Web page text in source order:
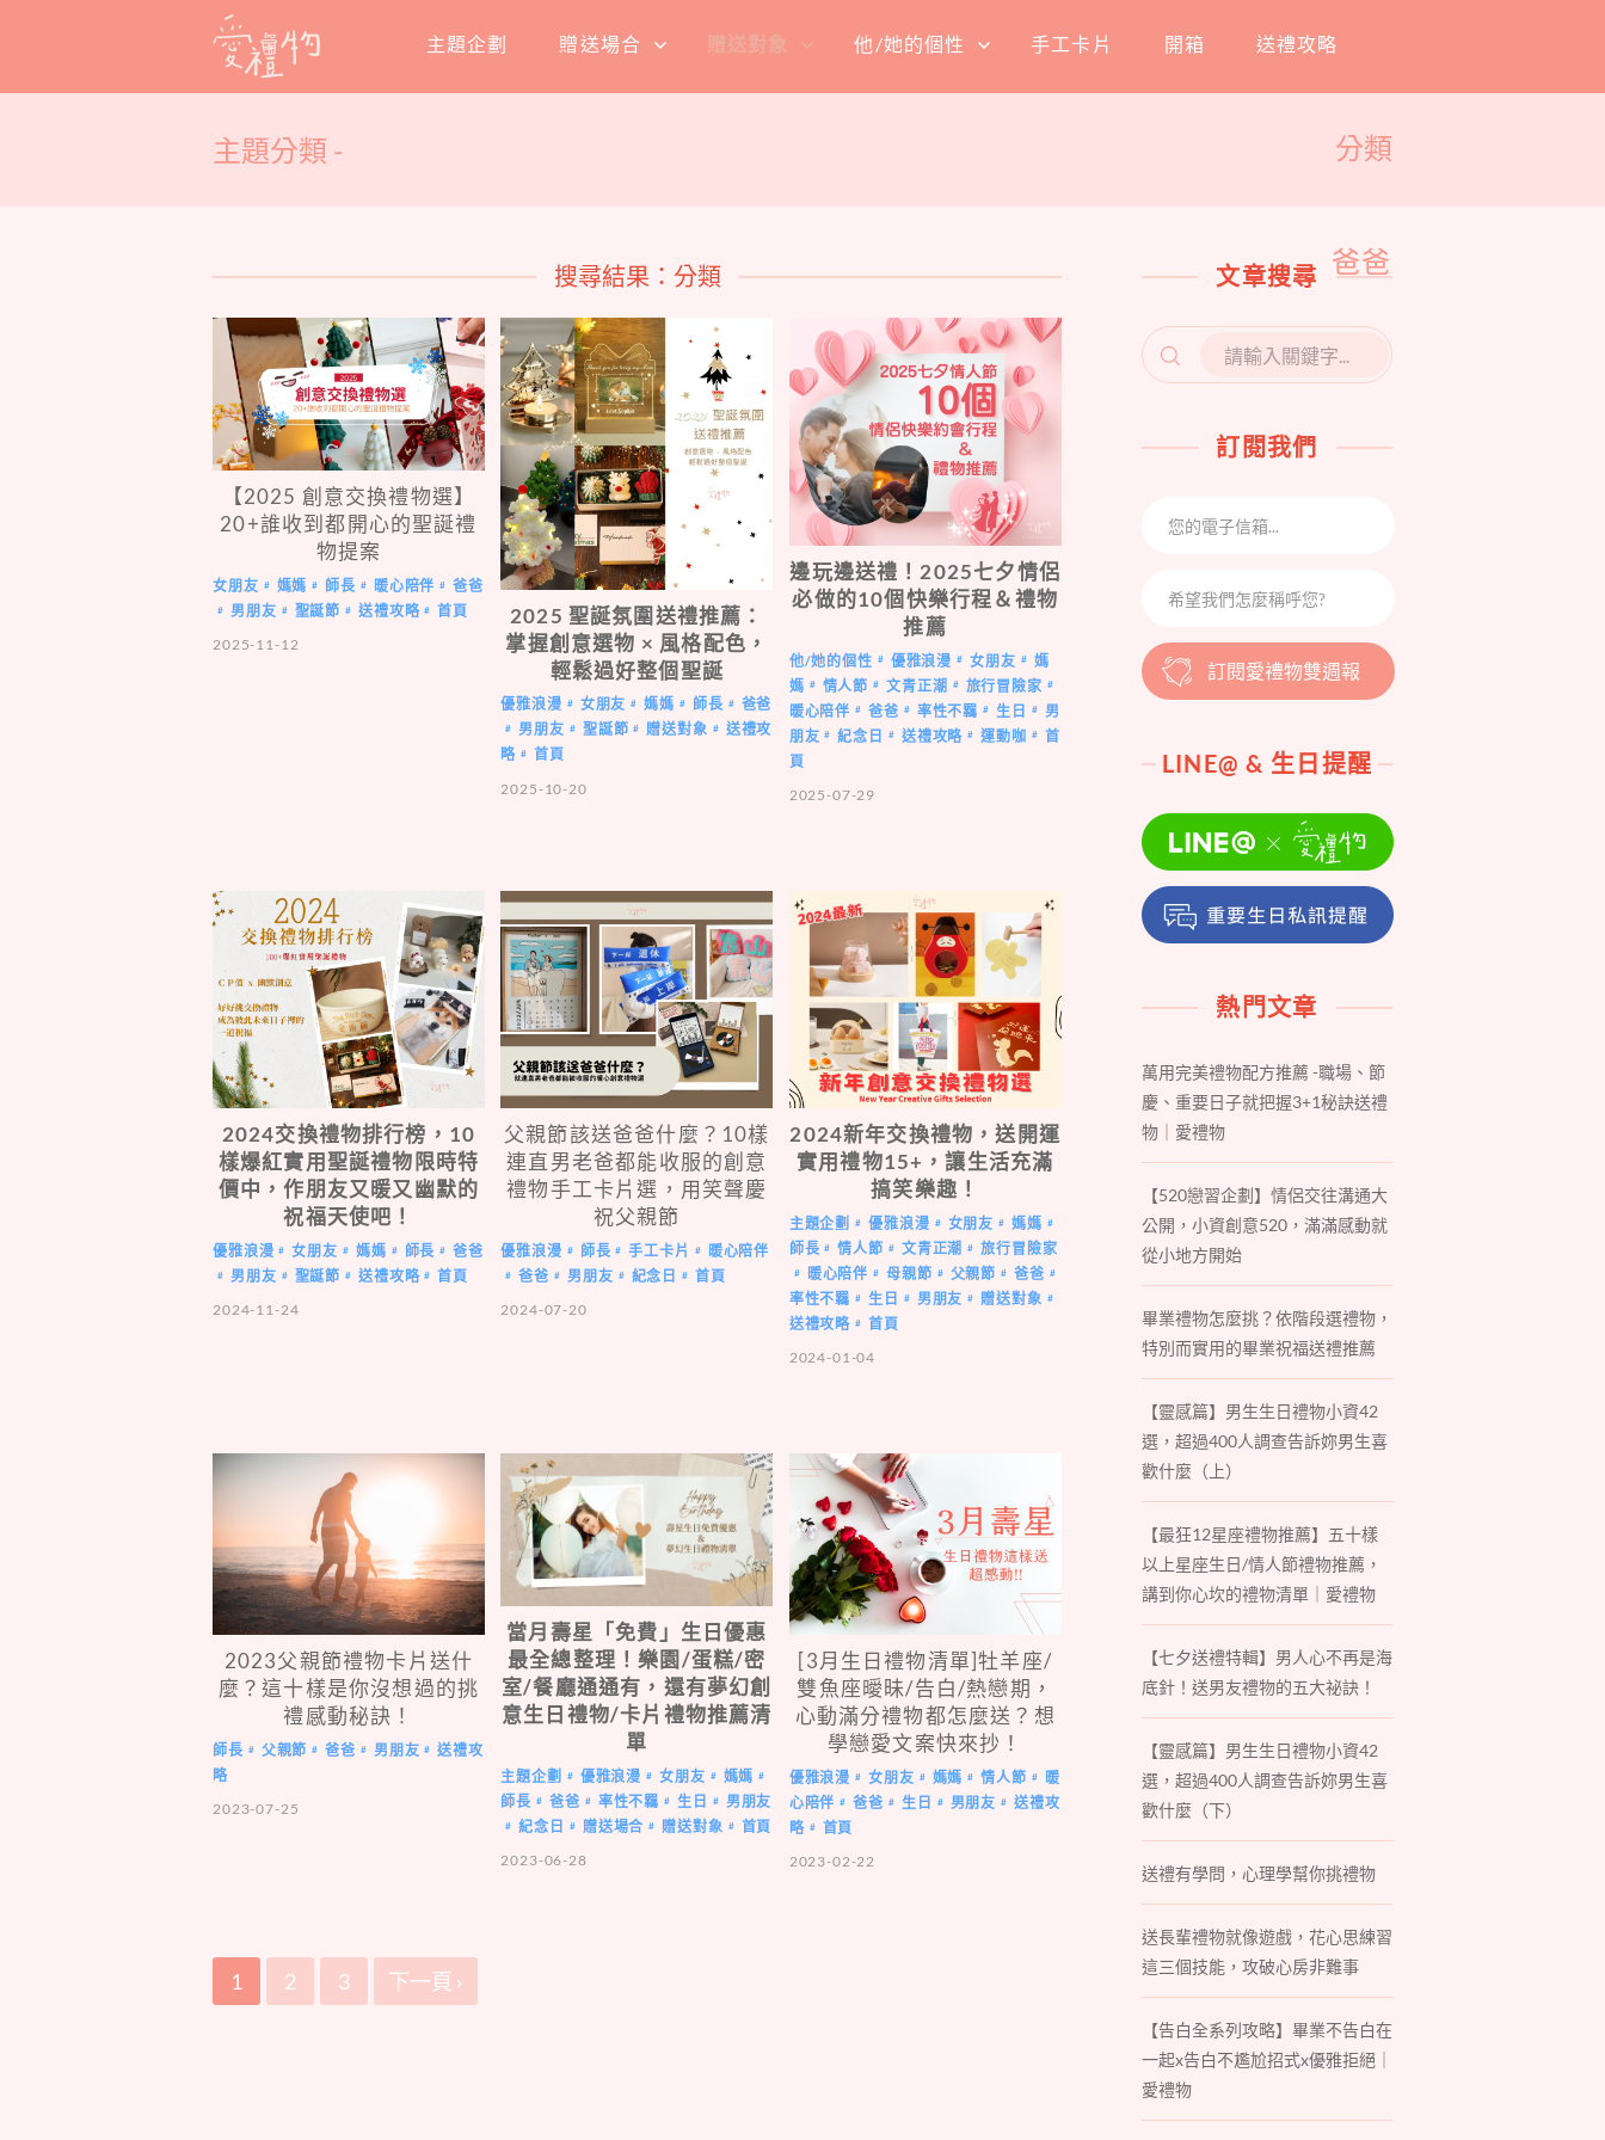
content
主題企劃 贈送場合 贈送對象 他/她的個性 手工卡片 開箱 送禮攻略
主題分類 - 分類
爸爸
搜尋結果：分類
【2025 創意交換禮物選】
20+誰收到都開心的聖誕禮
物提案
女朋友 # 媽媽 # 師長 # 暖心陪伴 # 爸爸
# 男朋友 # 聖誕節 # 送禮攻略 #
首頁
2025-11-12
2025 聖誕氛圍送禮推薦：
掌握創意選物 × 風格配色，
輕鬆過好整個聖誕
優雅浪漫 # 女朋友 # 媽媽 # 師長 # 爸爸
# 男朋友 # 聖誕節 # 贈送對象 #
送禮攻
略 #
首頁
2025-10-20
邊玩邊送禮！2025七夕情侶
必做的10個快樂行程＆禮物
推薦
他/她的個性 # 優雅浪漫 # 女朋友 #
媽
媽 # 情人節 # 文青正潮 # 旅行冒險家 #
暖心陪伴 # 爸爸 # 率性不羈 # 生日 #
男
朋友 # 紀念日 # 送禮攻略 # 運動咖 #
首
頁
2025-07-29
2024交換禮物排行榜，10
樣爆紅實用聖誕禮物限時特
價中，作朋友又暖又幽默的
祝福天使吧！
優雅浪漫 # 女朋友 # 媽媽 # 師長 # 爸爸
# 男朋友 # 聖誕節 # 送禮攻略 #
首頁
2024-11-24
父親節該送爸爸什麼？10樣
連直男老爸都能收服的創意
禮物手工卡片選，用笑聲慶
祝父親節
優雅浪漫 # 師長 # 手工卡片 # 暖心陪伴
# 爸爸 # 男朋友 # 紀念日 #
首頁
2024-07-20
2024新年交換禮物，送開運
實用禮物15+，讓生活充滿
搞笑樂趣！
主題企劃 # 優雅浪漫 # 女朋友 # 媽媽 #
師長 # 情人節 # 文青正潮 # 旅行冒險家
# 暖心陪伴 # 母親節 # 父親節 # 爸爸 #
率性不羈 # 生日 # 男朋友 # 贈送對象 #
送禮攻略 #
首頁
2024-01-04
2023父親節禮物卡片送什
麼？這十樣是你沒想過的挑
禮感動秘訣！
師長 # 父親節 # 爸爸 # 男朋友 #
送禮攻
略
2023-07-25
當月壽星「免費」生日優惠
最全總整理！樂園/蛋糕/密
室/餐廳通通有，還有夢幻創
意生日禮物/卡片禮物推薦清
單
主題企劃 # 優雅浪漫 # 女朋友 # 媽媽 #
師長 # 爸爸 # 率性不羈 # 生日 # 男朋友
# 紀念日 # 贈送場合 # 贈送對象 #
首頁
2023-06-28
[3月生日禮物清單]牡羊座/
雙魚座曖昧/告白/熱戀期，
心動滿分禮物都怎麼送？想
學戀愛文案快來抄！
優雅浪漫 # 女朋友 # 媽媽 # 情人節 #
暖
心陪伴 # 爸爸 # 生日 # 男朋友 #
送禮攻
略 #
首頁
2023-02-22
1 2 3 下一頁 ›
文章搜尋
SEARCH
FOR:
訂閱我們
訂閱愛禮物雙週報
LINE@ & 生日提醒
熱門文章
萬用完美禮物配方推薦 -職場、節
慶、重要日子就把握3+1秘訣送禮
物｜愛禮物
【520戀習企劃】情侶交往溝通大
公開，小資創意520，滿滿感動就
從小地方開始
畢業禮物怎麼挑？依階段選禮物，
特別而實用的畢業祝福送禮推薦
【靈感篇】男生生日禮物小資42
選，超過400人調查告訴妳男生喜
歡什麼（上）
【最狂12星座禮物推薦】五十樣
以上星座生日/情人節禮物推薦，
講到你心坎的禮物清單｜愛禮物
【七夕送禮特輯】男人心不再是海
底針！送男友禮物的五大祕訣！
【靈感篇】男生生日禮物小資42
選，超過400人調查告訴妳男生喜
歡什麼（下）
送禮有學問，心理學幫你挑禮物
送長輩禮物就像遊戲，花心思練習
這三個技能，攻破心房非難事
【告白全系列攻略】畢業不告白在
一起x告白不尷尬招式x優雅拒絕｜
愛禮物